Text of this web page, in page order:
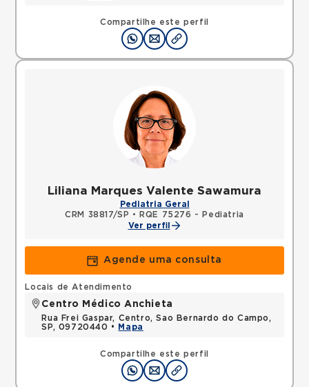
Compartilhe este perfil
Liliana Marques Valente Sawamura
Pediatria Geral
CRM 38817/SP •
RQE 75276 - Pediatria
Ver perfil
Agende uma consulta
Compartilhe este perfil
Locais de Atendimento
Centro Médico Anchieta
Rua Frei Gaspar, Centro, Sao Bernardo do Campo,
SP, 09720440 •
Mapa